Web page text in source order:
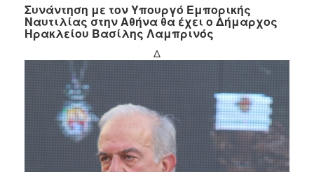
2022
2021
2020
2019
2018
2017
Συνάντηση με τον Υπουργό Εμπορικής
Ναυτιλίας στην Αθήνα θα έχει ο Δήμαρχος
Ηρακλείου Βασίλης Λαμπρινός
Δ